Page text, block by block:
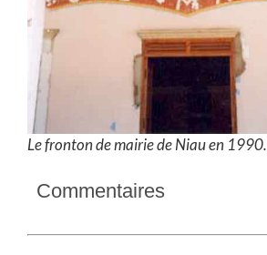
Le fronton de mairie de Niau en 1990.
Commentaires